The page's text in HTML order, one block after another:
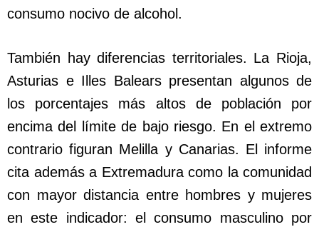
consumo nocivo de alcohol.
También hay diferencias territoriales. La Rioja,
Asturias e Illes Balears presentan algunos de
los porcentajes más altos de población por
encima del límite de bajo riesgo. En el extremo
contrario figuran Melilla y Canarias. El informe
cita además a Extremadura como la comunidad
con mayor distancia entre hombres y mujeres
en este indicador: el consumo masculino por